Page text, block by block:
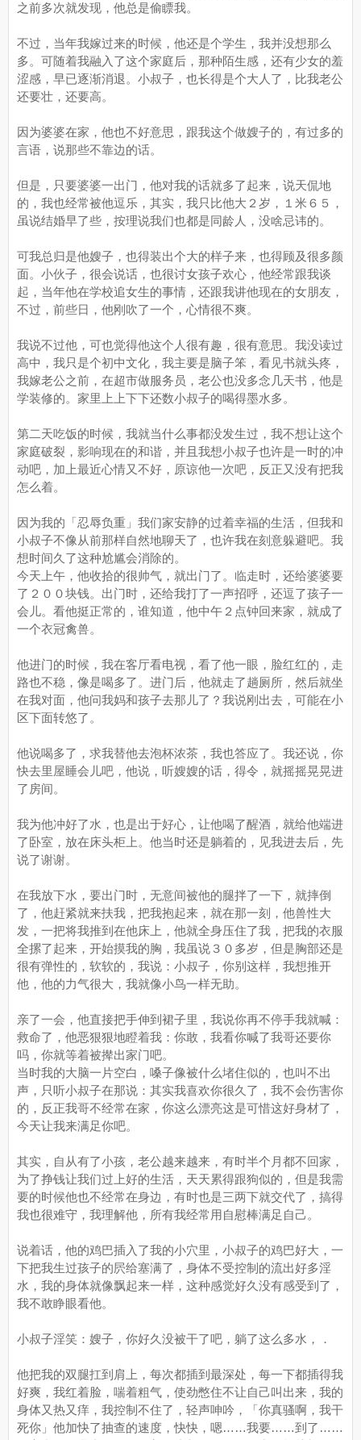
之前多次就发现，他总是偷瞟我。
不过，当年我嫁过来的时候，他还是个学生，我并没想那么
多。可随着我融入了这个家庭后，那种陌生感，还有少女的羞
涩感，早已逐渐消退。小叔子，也长得是个大人了，比我老公
还要壮，还要高。
因为婆婆在家，他也不好意思，跟我这个做嫂子的，有过多的
言语，说那些不靠边的话。
但是，只要婆婆一出门，他对我的话就多了起来，说天侃地
的，我也经常被他逗乐，其实，我只比他大２岁，１米６５，
虽说结婚早了些，按理说我们也都是同龄人，没啥忌讳的。
可我总归是他嫂子，也得装出个大的样子来，也得顾及很多颜
面。小伙子，很会说话，也很讨女孩子欢心，他经常跟我谈
起，当年他在学校追女生的事情，还跟我讲他现在的女朋友，
不过，前些日，他刚吹了一个，心情很不爽。
我说不过他，可也觉得他这个人很有趣，很有意思。我没读过
高中，我只是个初中文化，我主要是脑子笨，看见书就头疼，
我嫁老公之前，在超市做服务员，老公也没多念几天书，他是
学装修的。家里上上下下还数小叔子的喝得墨水多。
第二天吃饭的时候，我就当什么事都没发生过，我不想让这个
家庭破裂，影响现在的和谐，并且我想小叔子也许是一时的冲
动吧，加上最近心情又不好，原谅他一次吧，反正又没有把我
怎么着。
因为我的「忍辱负重」我们家安静的过着幸福的生活，但我和
小叔子不像从前那样自然地聊天了，也许我在刻意躲避吧。我
想时间久了这种尬尴会消除的。
今天上午，他收拾的很帅气，就出门了。临走时，还给婆婆要
了２００块钱。出门时，还给我打了一声招呼，还逗了孩子一
会儿。看他挺正常的，谁知道，他中午２点钟回来家，就成了
一个衣冠禽兽。
他进门的时候，我在客厅看电视，看了他一眼，脸红红的，走
路也不稳，像是喝多了。进门后，他就走了趟厕所，然后就坐
在我对面，他问我妈和孩子去那儿了？我说刚出去，可能在小
区下面转悠了。
他说喝多了，求我替他去泡杯浓茶，我也答应了。我还说，你
快去里屋睡会儿吧，他说，听嫂嫂的话，得令，就摇摇晃晃进
了房间。
我为他冲好了水，也是出于好心，让他喝了醒酒，就给他端进
了卧室，放在床头柜上。他当时还是躺着的，见我进去后，先
说了谢谢。
在我放下水，要出门时，无意间被他的腿拌了一下，就摔倒
了，他赶紧就来扶我，把我抱起来，就在那一刻，他兽性大
发，一把将我推到在他床上，他就全身压住了我，把我的衣服
全摞了起来，开始摸我的胸，我虽说３０多岁，但是胸部还是
很有弹性的，软软的，我说：小叔子，你别这样，我想推开
他，他的力气很大，我就像小鸟一样无助。
亲了一会，他直接把手伸到裙子里，我说你再不停手我就喊：
救命了，他恶狠狠地瞪着我：你敢，我看你喊了我哥还要你
吗，你就等着被撵出家门吧。
当时我的大脑一片空白，嗓子像被什么堵住似的，也叫不出
声，只听小叔子在那说：其实我喜欢你很久了，我不会伤害你
的，反正我哥不经常在家，你这么漂亮这是可惜这好身材了，
今天让我来满足你吧。
其实，自从有了小孩，老公越来越来，有时半个月都不回家，
为了挣钱让我们过上好的生活，天天累得跟狗似的，但是我需
要的时候他也不经常在身边，有时也是三两下就交代了，搞得
我也很难守，我理解他，所有我经常用自慰棒满足自己。
说着话，他的鸡巴插入了我的小穴里，小叔子的鸡巴好大，一
下把我生过孩子的屄给塞满了，身体不受控制的流出好多淫
水，我的身体就像飘起来一样，这种感觉好久没有感受到了，
我不敢睁眼看他。
小叔子淫笑：嫂子，你好久没被干了吧，躺了这么多水，．
他把我的双腿扛到肩上，每次都插到最深处，每一下都插得我
好爽，我红着脸，喘着粗气，使劲憋住不让自己叫出来，我的
身体又热又痒，我控制不住了，轻声呻吟，「你真骚啊，我干
死你」他加快了抽查的速度，快快，嗯……我要……到了……